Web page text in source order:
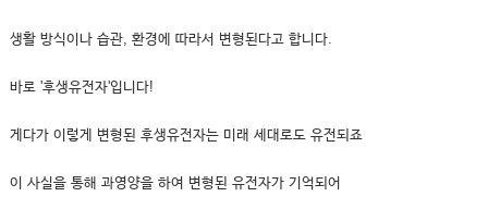
생활 방식이나 습관, 환경에 따라서 변형된다고 합니다.
바로 '후생유전자'입니다!
게다가 이렇게 변형된 후생유전자는 미래 세대로도 유전되죠
이 사실을 통해 과영양을 하여 변형된 유전자가 기억되어